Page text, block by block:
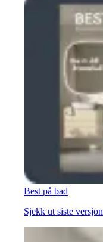
Best på bad
Sjekk ut siste